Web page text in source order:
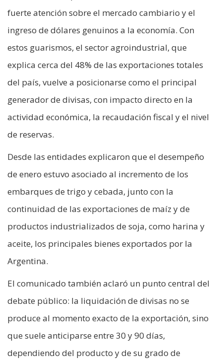
fuerte atención sobre el mercado cambiario y el
ingreso de dólares genuinos a la economía. Con
estos guarismos, el sector agroindustrial, que
explica cerca del 48% de las exportaciones totales
del país, vuelve a posicionarse como el principal
generador de divisas, con impacto directo en la
actividad económica, la recaudación fiscal y el nivel
de reservas.
Desde las entidades explicaron que el desempeño
de enero estuvo asociado al incremento de los
embarques de trigo y cebada, junto con la
continuidad de las exportaciones de maíz y de
productos industrializados de soja, como harina y
aceite, los principales bienes exportados por la
Argentina.
El comunicado también aclaró un punto central del
debate público: la liquidación de divisas no se
produce al momento exacto de la exportación, sino
que suele anticiparse entre 30 y 90 días,
dependiendo del producto y de su grado de